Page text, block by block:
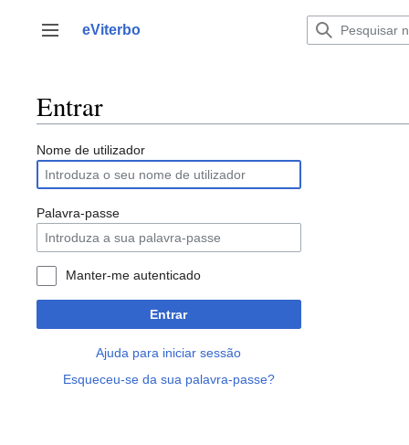
para
Alternar barra lateral
eViterbo
Entrar
Nome de utilizador
Palavra-passe
Manter-me autenticado
Entrar
Ajuda para iniciar sessão
Esqueceu-se da sua palavra-passe?